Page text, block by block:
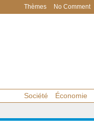
Thèmes No Comment
Société Économie